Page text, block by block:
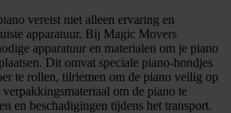
vereist niet alleen ervaring en
apparatuur. Bij Magic Movers
apparatuur en materialen om je piano
Dit omvat speciale piano-hondjes
te rollen, tilriemen om de piano veilig op
om de piano te
en beschadigingen tijdens het transport.